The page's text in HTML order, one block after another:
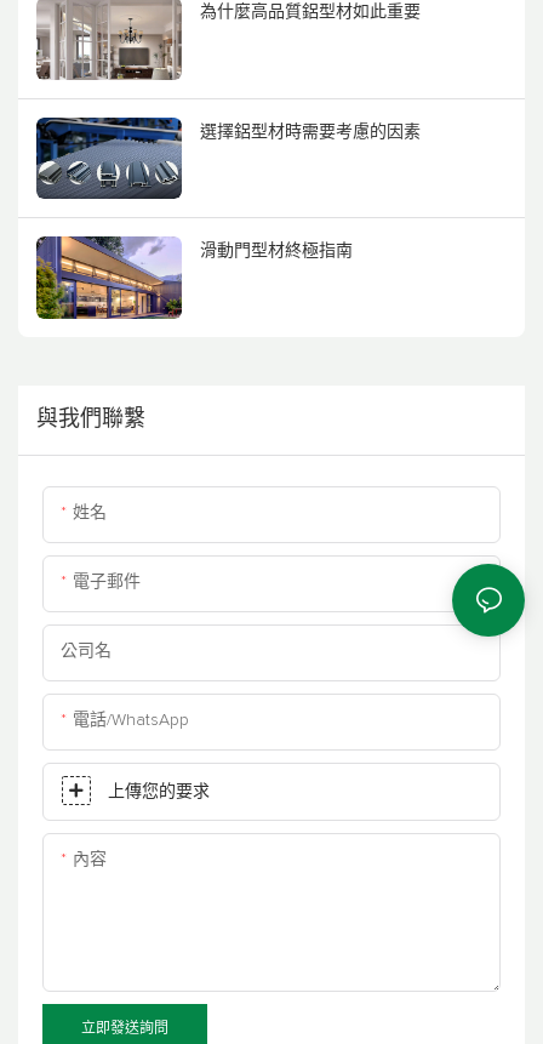
為什麼高品質鋁型材如此重要
選擇鋁型材時需要考慮的因素
滑動門型材終極指南
與我們聯繫
姓名
電子郵件
公司名
電話/WhatsApp
上傳您的要求
內容
立即發送詢問